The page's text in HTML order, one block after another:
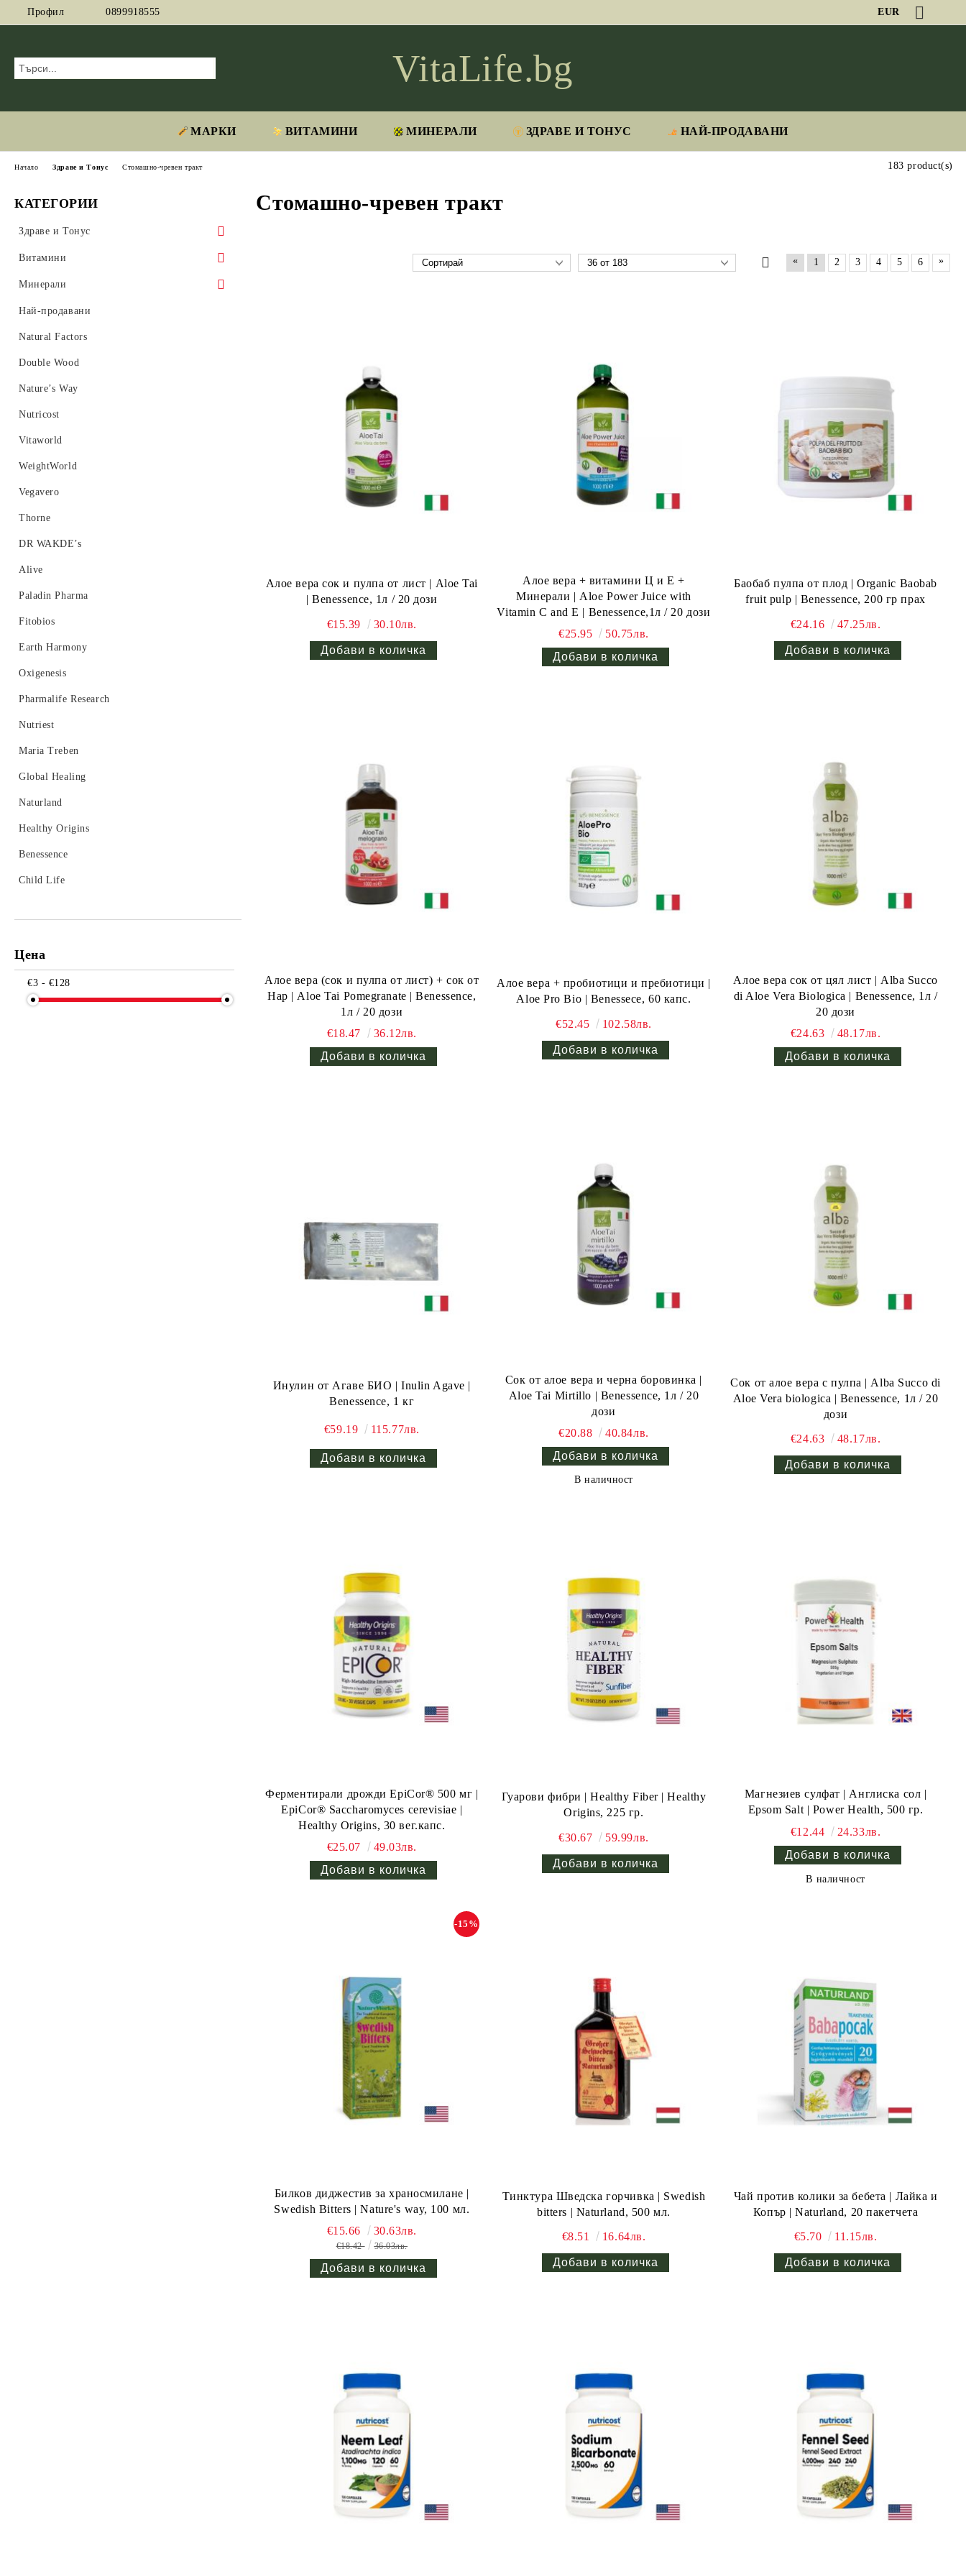
Профил 0899918555 EUR
VitaLife.bg
МАРКИ ВИТАМИНИ МИНЕРАЛИ ЗДРАВЕ И ТОНУС НАЙ-ПРОДАВАНИ
КАТЕГОРИИ
Здраве и Тонус
Адаптогени
Аминокиселини
Антиоксиданти
Ензими
Женско здраве
Имуностимулатори
Мъжко здраве
Омега 3 6 9
Метаболизъм, Отслабване, Детокс
Пробиотици
Стави, Хрущяли, Колаген
Сън, Настроение, Памет
Други
Протеини
Пикочо-полова система
Хормонален баланс
Витамини
Витамин А
Витамин B
Витамин C
Витамин D
Витамин E
Витамин K
Мултивитамини
Минерали
Магнезий
Калий, Калций, Йод
Селен
Хром
Цинк
Желязо
Мед
Най-продавани
Natural Factors
Double Wood
Nature’s Way
Nutricost
Vitaworld
WeightWorld
Vegavero
Thorne
DR WAKDE’s
Alive
Paladin Pharma
Fitobios
Earth Harmony
Oxigenesis
Pharmalife Research
Nutriest
Maria Treben
Global Healing
Naturland
Healthy Origins
Benessence
Child Life
Цена
€3 - €128
Начало Здраве и Тонус Стомашно-чревен тракт
Стомашно-чревен тракт
183 product(s)
« 1 2 3 4 5 6 »
Алое вера сок и пулпа от лист | Aloe Tai
| Benessence, 1л / 20 дози
€15.39 30.10лв.
Алое вера + витамини Ц и Е +
Минерали | Aloe Power Juice with
Vitamin C and E | Benessence,1л / 20 дози
€25.95
50.75лв.
Баобаб пулпа от плод | Organic Baobab
fruit pulp | Benessence, 200 гр прах
€24.16 47.25лв.
Алое вера (сок и пулпа от лист) + сок от
Нар | Aloe Tai Pomegranate | Benessence,
1л / 20 дози
€18.47
36.12лв.
Алое вера + пробиотици и пребиотици |
Aloe Pro Bio | Benessece, 60 капс.
€52.45 102.58лв.
Алое вера сок от цял лист | Alba Succo
di Aloe Vera Biologica | Benessence, 1л /
20 дози
€24.63
48.17лв.
Инулин от Агаве БИО | Inulin Agave |
Benessence, 1 кг
€59.19 115.77лв.
Сок от алое вера и черна боровинка |
Aloe Tai Mirtillo | Benessence, 1л / 20
дози
€20.88
40.84лв.
В наличност
Сок от алое вера с пулпа | Alba Succo di
Aloe Vera biologica | Benessence, 1л / 20
дози
€24.63
48.17лв.
Ферментирали дрожди EpiCor® 500 мг |
EpiCor® Saccharomyces cerevisiae |
Healthy Origins, 30 вег.капс.
€25.07
49.03лв.
Гуарови фибри | Healthy Fiber | Healthy
Origins, 225 гр.
€30.67 59.99лв.
Магнезиев сулфат | Англиска сол |
Epsom Salt | Power Health, 500 гр.
€12.44
24.33лв.
В наличност
Билков диджестив за храносмилане |
Swedish Bitters | Nature's way, 100 мл.
-15%
€15.66 30.63лв.
€18.42 36.03лв.
Тинктура Шведска горчивка | Swedish
bitters | Naturland, 500 мл.
€8.51
16.64лв.
Чай против колики за бебета | Лайка и
Копър | Naturland, 20 пакетчета
€5.70
11.15лв.